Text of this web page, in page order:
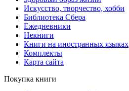
Искусство, творчество, хобби
Библиотека Сбера
Ежедневники
Некниги
Книги на иностранных языках
Комплекты
Карта сайта
Покупка книги